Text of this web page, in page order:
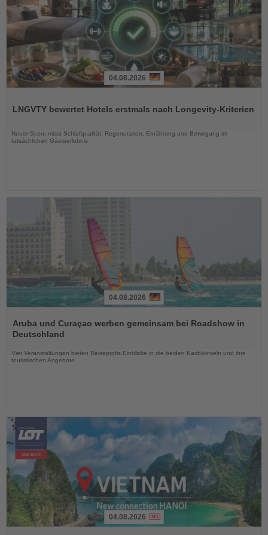
die
04.08.2026
LNGVTY bewertet Hotels erstmals nach Longevity-Kriterien
Neuer Score misst Schlafqualität, Regeneration, Ernährung und Bewegung im
tatsächlichen Gästeerlebnis
Sie
die
04.08.2026
Aruba und Curaçao werben gemeinsam bei Roadshow in
Deutschland
Vier Veranstaltungen bieten Reiseprofis Einblicke in die beiden Karibikinseln und ihre
touristischen Angebote
04.08.2026